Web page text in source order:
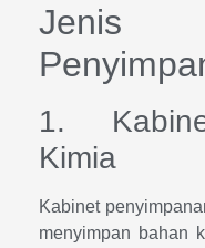
1.
Kimia
Kabinet
menyimpan bahan